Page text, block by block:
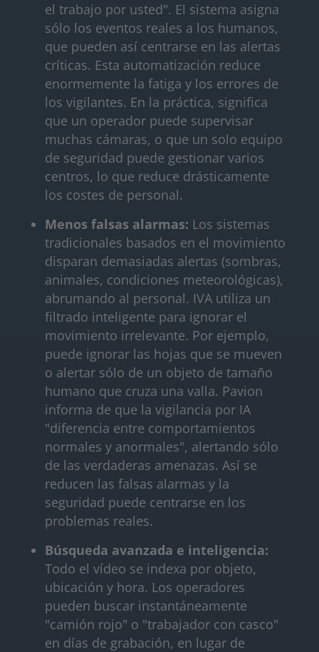
el trabajo por usted". El sistema asigna
sólo los eventos reales a los humanos,
que pueden así centrarse en las alertas
críticas. Esta automatización reduce
enormemente la fatiga y los errores de
los vigilantes. En la práctica, significa
que un operador puede supervisar
muchas cámaras, o que un solo equipo
de seguridad puede gestionar varios
centros, lo que reduce drásticamente
los costes de personal.
Menos falsas alarmas: Los sistemas
tradicionales basados en el movimiento
disparan demasiadas alertas (sombras,
animales, condiciones meteorológicas),
abrumando al personal. IVA utiliza un
filtrado inteligente para ignorar el
movimiento irrelevante. Por ejemplo,
puede ignorar las hojas que se mueven
o alertar sólo de un objeto de tamaño
humano que cruza una valla. Pavion
informa de que la vigilancia por IA
"diferencia entre comportamientos
normales y anormales", alertando sólo
de las verdaderas amenazas. Así se
reducen las falsas alarmas y la
seguridad puede centrarse en los
problemas reales.
Búsqueda avanzada e inteligencia:
Todo el vídeo se indexa por objeto,
ubicación y hora. Los operadores
pueden buscar instantáneamente
"camión rojo" o "trabajador con casco"
en días de grabación, en lugar de